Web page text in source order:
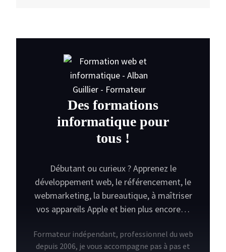
Des formations
informatique pour
tous !
Débutant ou curieux ? Apprenez le
développement web, le référencement, le
webmarketing, la bureautique, à maîtriser
vos appareils Apple et bien plus encore…
Formateur indépendant, professionnel du web
depuis 2006, je vous accompagne pas à pas et